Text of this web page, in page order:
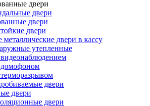
двери
двери
двери
двери
двери в кассу
утепленные
двери
двери
двери